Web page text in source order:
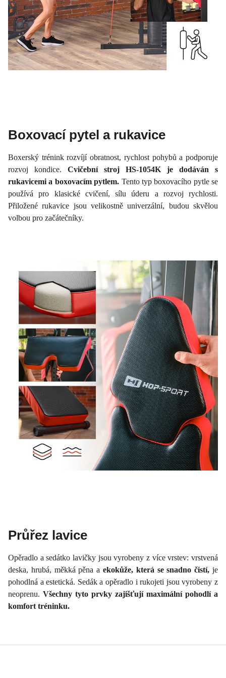
Boxovací pytel a rukavice
Boxerský trénink rozvíjí obratnost, rychlost pohybů a podporuje
rozvoj kondice. Cvičební stroj HS-1054K je dodáván s
rukavicemi a boxovacím pytlem. Tento typ boxovacího pytle se
používá pro klasické cvičení, sílu úderu a rozvoj rychlosti.
Přiložené rukavice jsou velikostně univerzální, budou skvělou
volbou pro začátečníky.
Průřez lavice
Opěradlo a sedátko lavičky jsou vyrobeny z více vrstev: vrstvená
deska, hrubá, měkká pěna a ekokůže, která se snadno čistí, je
pohodlná a estetická. Sedák a opěradlo i rukojeti jsou vyrobeny z
neoprenu. Všechny tyto prvky zajišťují maximální pohodlí a
komfort tréninku.